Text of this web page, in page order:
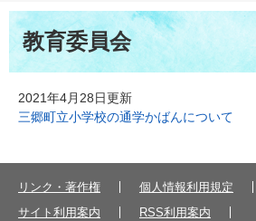
す
し
本
文教育委員会
2021年4月28日更新
三郷町立小学校の通学かばんについて
リンク・著作権
個人情報利用規定
サイト利用案内
RSS利用案内